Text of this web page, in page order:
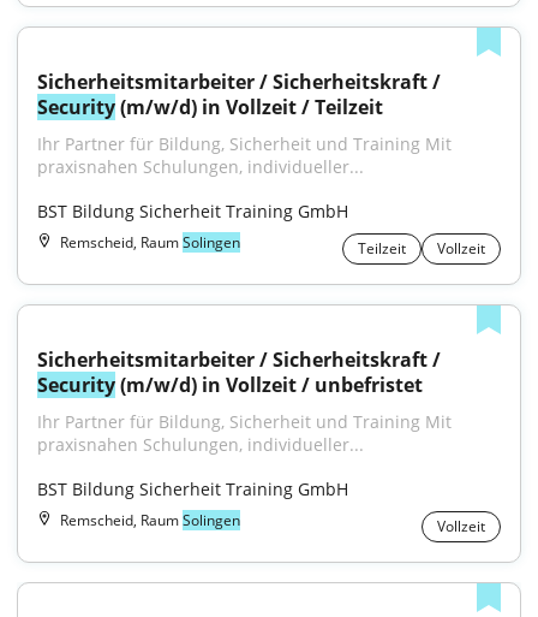
Security (m/w/d) in Vollzeit / Teilzeit
Ihr Partner für Bildung, Sicherheit und Training Mit
praxisnahen Schulungen, individueller...
BST Bildung Sicherheit Training GmbH
Remscheid, RaumSolingen Teilzeit Vollzeit
Security (m/w/d) in Vollzeit / unbefristet
Ihr Partner für Bildung, Sicherheit und Training Mit
praxisnahen Schulungen, individueller...
BST Bildung Sicherheit Training GmbH
Remscheid, RaumSolingen Vollzeit